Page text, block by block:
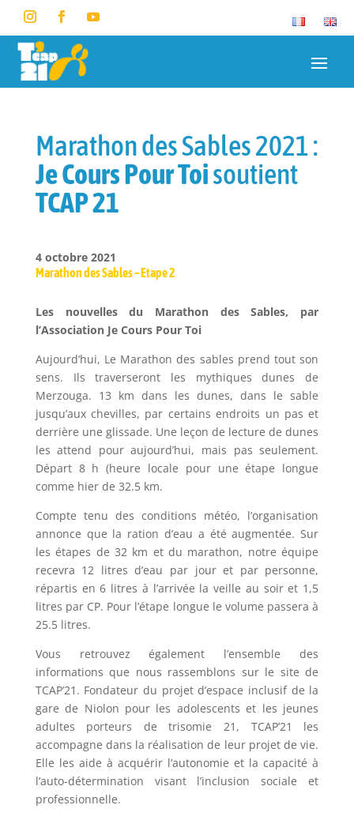
Marathon des Sables 2021 :
Je Cours Pour Toisoutient
TCAP 21
4 octobre 2021
Marathon des Sables – Etape 2
Les nouvelles du Marathon des Sables, par
l’Association Je Cours Pour Toi
Aujourd’hui, Le Marathon des sables prend tout son
sens. Ils traverseront les mythiques dunes de
Merzouga. 13 km dans les dunes, dans le sable
jusqu’aux chevilles, par certains endroits un pas et
derrière une glissade. Une leçon de lecture de dunes
les attend pour aujourd’hui, mais pas seulement.
Départ 8 h (heure locale pour une étape longue
comme hier de 32.5 km.
Compte tenu des conditions météo, l’organisation
annonce que la ration d’eau a été augmentée. Sur
les étapes de 32 km et du marathon, notre équipe
recevra 12 litres d’eau par jour et par personne,
répartis en 6 litres à l’arrivée la veille au soir et 1,5
litres par CP. Pour l’étape longue le volume passera à
25.5 litres.
Vous retrouvez également l’ensemble des
informations que nous rassemblons sur le site de
TCAP’21. Fondateur du projet d’espace inclusif de la
gare de Niolon pour les adolescents et les jeunes
adultes porteurs de trisomie 21, TCAP’21 les
accompagne dans la réalisation de leur projet de vie.
Elle les aide à acquérir l’autonomie et la capacité à
l’auto-détermination visant l’inclusion sociale et
professionnelle.